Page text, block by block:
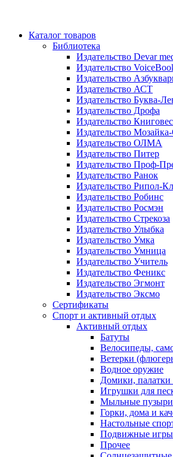
Каталог товаров
Библиотека
Издательство Devar
Издательство
Издательство
Издательство АСТ
Издательство Буква-
Издательство Дрофа
Издательство
Издательство
Издательство ОЛМА
Издательство Питер
Издательство Проф-
Издательство Ранок
Издательство Рипол-
Издательство Робинс
Издательство Росмэн
Издательство Стрекоза
Издательство Улыбка
Издательство Умка
Издательство Умница
Издательство Учитель
Издательство Феникс
Издательство Эгмонт
Издательство Эксмо
Сертификаты
Спорт и активный отдых
Активный отдых
Батуты
Велосипеды,
Ветерки
Водное оружие
Домики, палатки
Игрушки для
Мыльные пузыри
Горки, дома и
Настольные
Подвижные игры
Прочее